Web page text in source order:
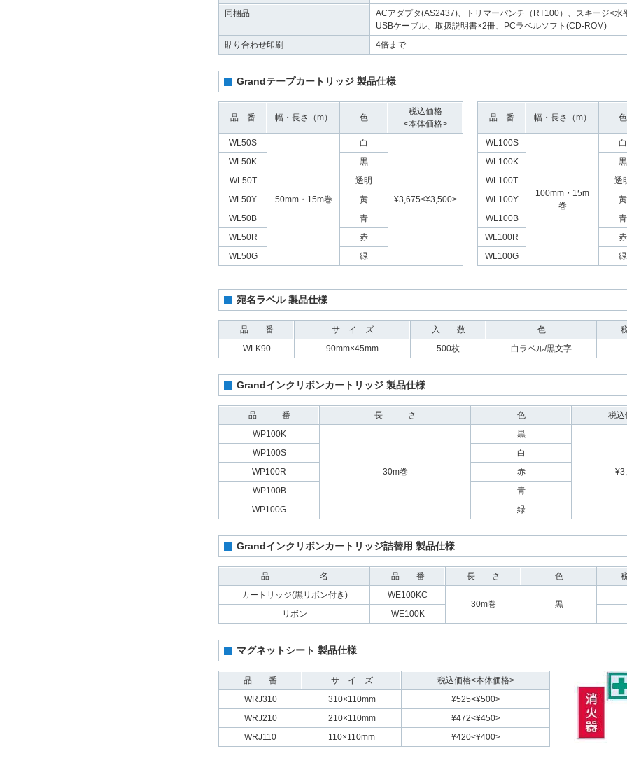
同梱品
ACアダプタ(AS2437)、トリマーパンチ（RT100）、スキージ<水
USBケーブル、取扱説明書×2冊、PCラベルソフト(CD-ROM)
貼り合わせ印刷
4倍まで
Grandテープカートリッジ 製品仕様
品 番 幅・長さ（m） 色
税込価格
<本体価格>
WL50S
50mm・15m巻
白
¥3,675<¥3,500>
WL50K
黒
WL50T
透明
WL50Y
黄
WL50B
青
WL50R
赤
WL50G
緑
品 番 幅・長さ（m） 色
WL100S
100mm・15m
巻
白
WL100K
黒
WL100T
透
WL100Y
黄
WL100B
青
WL100R
赤
WL100G
緑
宛名ラベル 製品仕様
品 番 サ イ ズ 入 数 色
WLK90
90mm×45mm 500枚 白ラベル/黒文字
Grandインクリボンカートリッジ 製品仕様
品 番 長 さ 色
税込
WP100K
30m巻
黒
WP100S
白
WP100R
赤
WP100B
青
WP100G
緑
Grandインクリボンカートリッジ詰替用 製品仕様
品 名 品 番 長 さ 色
カートリッジ(黒リボン付き)
WE100KC
30m巻
黒
リボン
WE100K
マグネットシート 製品仕様
品 番 サ イ ズ
税込価格<本体価格>
WRJ310
310×110mm
¥525<¥500>
WRJ210
210×110mm
¥472<¥450>
WRJ110
110×110mm ¥420<¥400>